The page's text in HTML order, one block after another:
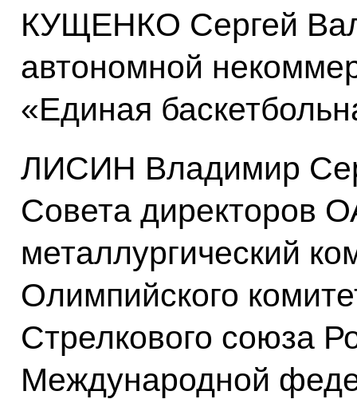
КУЩЕНКО Сергей
автономной
«Единая
ЛИСИН Владимир
Совета директоров
металлургический
Олимпийского
Стрелкового союза
Международной